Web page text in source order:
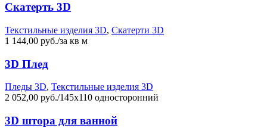
Скатерть 3D
Текстильные изделия 3D, Скатерти 3D
1 144,00 руб./за кв м
3D Плед
Пледы 3D, Текстильные изделия 3D
2 052,00 руб./145х110 односторонний
3D штора для ванной